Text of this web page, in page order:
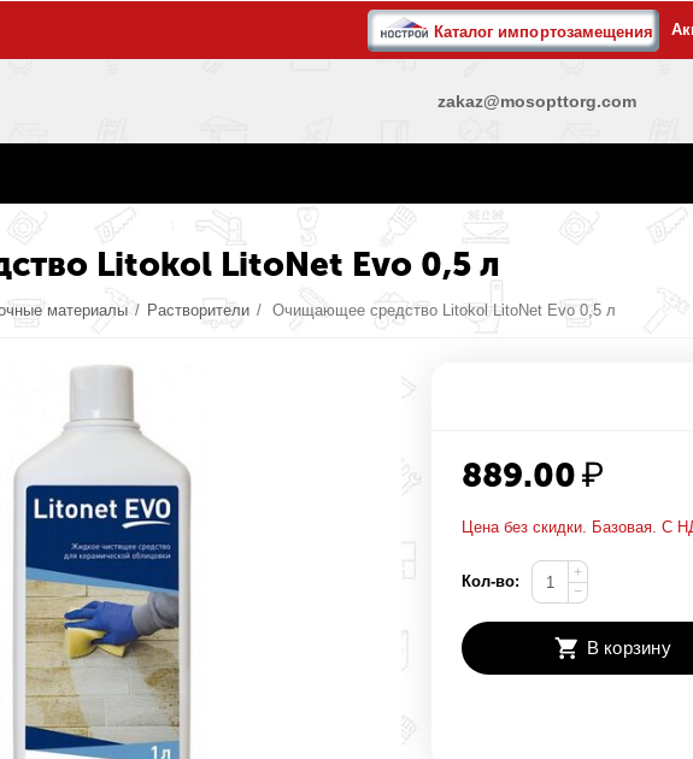
Каталог импортозамещения
zakaz@mosopttorg.com
Litokol LitoNet Evo 0,5 л
материалы / Растворители / Очищающее средство Litokol LitoNet Evo 0,5 л
889.00₽
Цена без скидки. Базовая. С
Кол-во:
+
−
В корзину